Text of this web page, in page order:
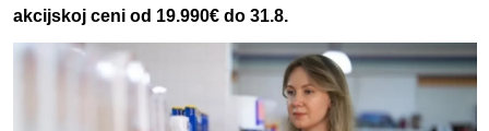
akcijskoj ceni od 19.990€ do 31.8.